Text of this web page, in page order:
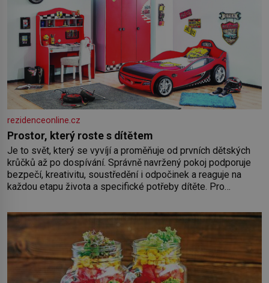
rezidenceonline.cz
Prostor, který roste s dítětem
Je to svět, který se vyvíjí a proměňuje od prvních dětských
krůčků až po dospívání. Správně navržený pokoj podporuje
bezpečí, kreativitu, soustředění i odpočinek a reaguje na
každou etapu života a specifické potřeby dítěte. Pro
by pokoj miminka měl působit především klidně a útulně.